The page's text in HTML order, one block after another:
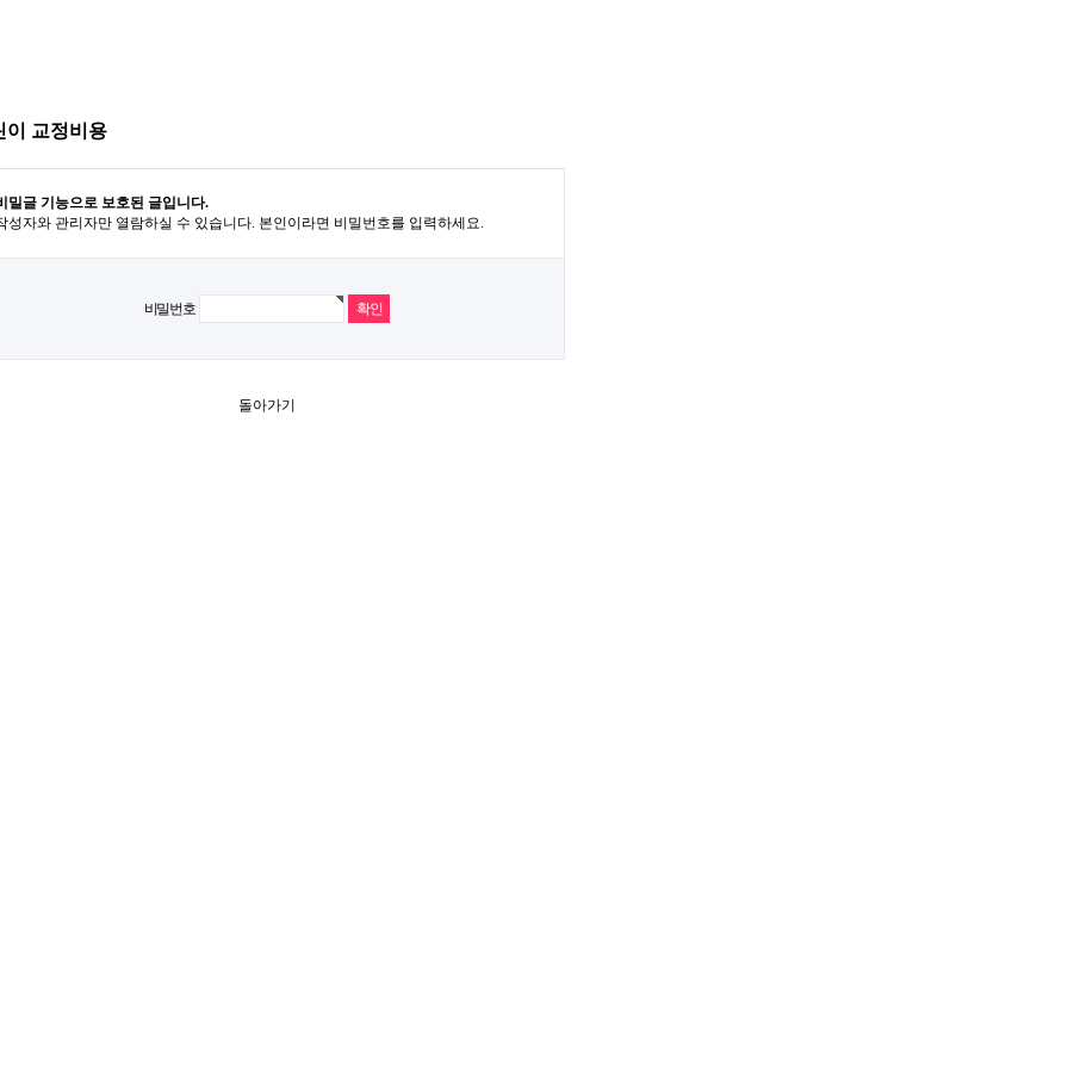
이 교정비용
밀글 기능으로 보호된 글입니다.
성자와 관리자만 열람하실 수 있습니다. 본인이라면 비밀번호를 입력하세요.
비밀번호
돌아가기